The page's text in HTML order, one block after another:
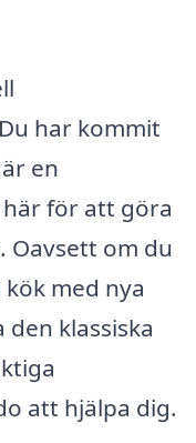
har kommit
en
för att göra
Oavsett om du
med nya
klassiska
att hjälpa dig.